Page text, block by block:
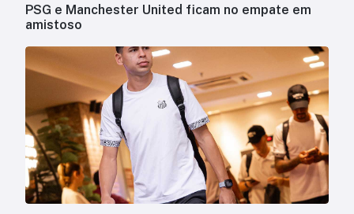
PSG e Manchester United ficam no empate em
amistoso